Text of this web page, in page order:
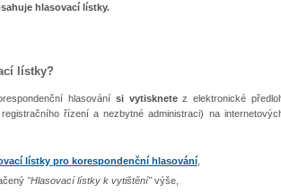
hlasovací lístky.
lístky?
hlasování si vytisknetez elektronické
řízení a nezbytné administraci) na
lístky pro korespondenční hlasování
"Hlasovací lístky k vytištění"výše,